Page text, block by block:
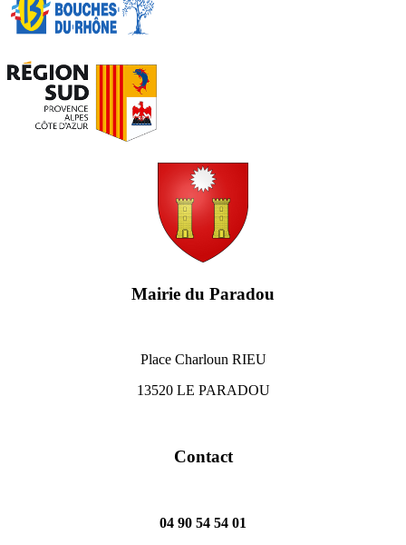
Mairie du Paradou
Place Charloun RIEU
13520 LE PARADOU
Contact
04 90 54 54 01